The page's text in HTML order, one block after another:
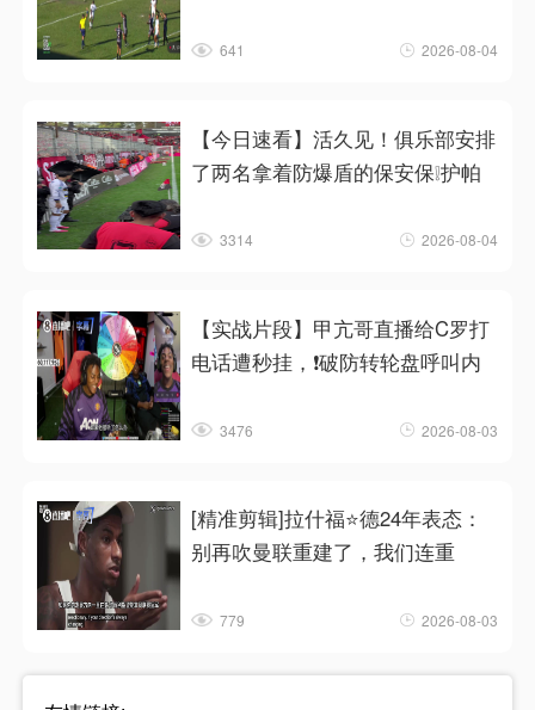
641 2026-08-04
【今日速看】活久见！俱乐部安排
了两名拿着防爆盾的保安保❕护帕
3314 2026-08-04
【实战片段】甲亢哥直播给C罗打
电话遭秒挂，❗破防转轮盘呼叫内
3476 2026-08-03
[精准剪辑]拉什福⭐德24年表态：
别再吹曼联重建了，我们连重
779 2026-08-03